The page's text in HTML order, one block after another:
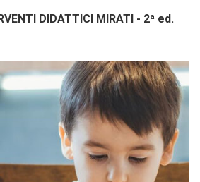
DIDATTICI MIRATI - 2ª ed.